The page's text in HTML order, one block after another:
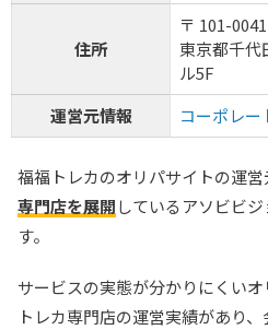
住所
〒 101-0041
東京都千代
ル5F
運営元情報
コーポレー
福福トレカのオリパサイトの運営
専門店を展開しているアソビビ
す。
サービスの実態が分かりにくいオ
トレカ専門店の運営実績があり